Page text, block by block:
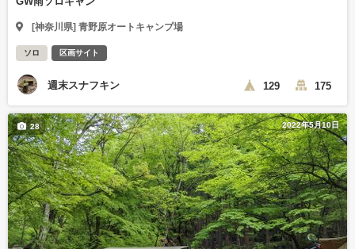
[神奈川県] 青野原オートキャンプ場
ソロ 区画サイト
週末スナフキン 129 175
2022年5月10日
28